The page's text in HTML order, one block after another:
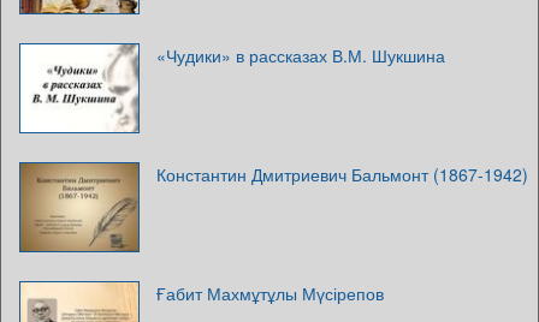
«Чудики» в рассказах В.М. Шукшина
Константин Дмитриевич Бальмонт (1867-1942)
Ғабит Махмұтұлы Мүсірепов